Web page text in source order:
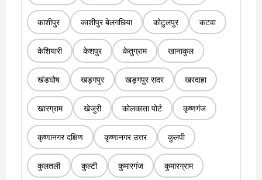
काशीपुर काशीपुर बेलगछिया कोटुलपुर कटवा
केशियारी केशपुर केतुग्राम खानाकुल
खंडघोष खड़गपुर खड़गपुर सदर खरदाहा
खारग्राम खेजुरी कोलकाता पोर्ट कृष्णगंज
कृष्णानगर दक्षिण कृष्णानगर उत्तर कुलपी
कुलतली कुल्टी कुमारगंज कुमारग्राम